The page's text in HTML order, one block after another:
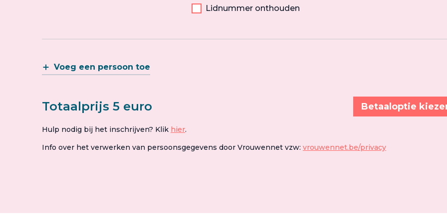
Lidnummer onthouden
Voeg een persoon toe
Totaalprijs 5 euro Betaaloptie
Hulp nodig bij het inschrijven? Klik hier.
Info over het verwerken van persoonsgegevens door Vrouwennet vzw: vrouwennet.be/privacy